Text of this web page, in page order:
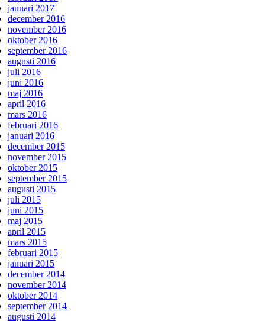
januari 2017
december 2016
november 2016
oktober 2016
september 2016
augusti 2016
juli 2016
juni 2016
maj 2016
april 2016
mars 2016
februari 2016
januari 2016
december 2015
november 2015
oktober 2015
september 2015
augusti 2015
juli 2015
juni 2015
maj 2015
april 2015
mars 2015
februari 2015
januari 2015
december 2014
november 2014
oktober 2014
september 2014
augusti 2014